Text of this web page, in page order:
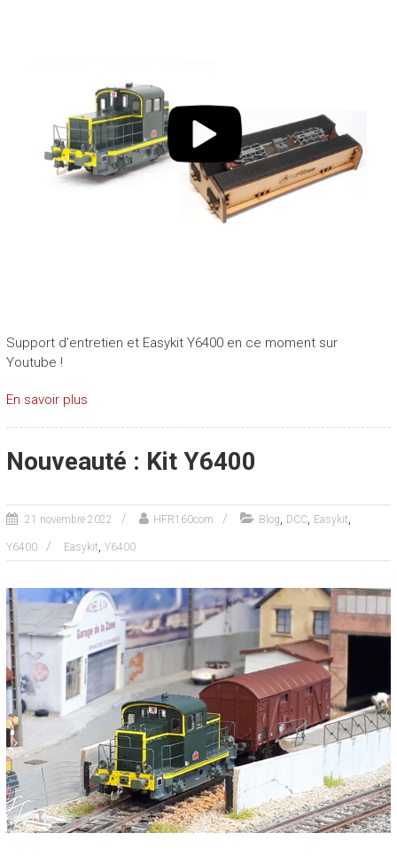
Support d’entretien et Easykit Y6400 en ce moment sur
Youtube !
En savoir plus
Nouveauté : Kit Y6400
21 novembre 2022 HFR160com Blog DCC, Easykit
Y6400 Easykit Y6400